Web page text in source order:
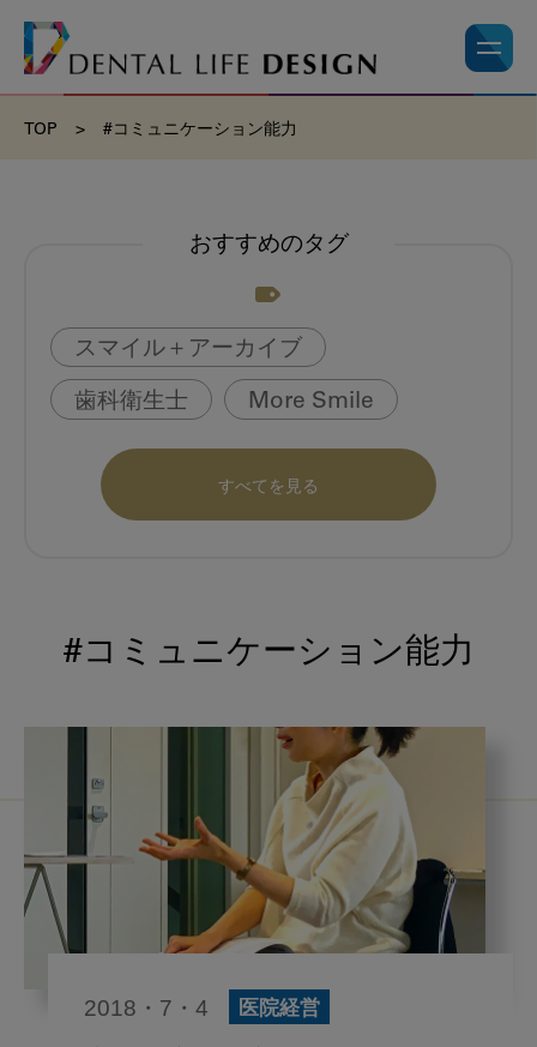
TOP > #コミュニケーション能力
おすすめのタグ
スマイル＋アーカイブ
歯科衛生士 More Smile
お悩み相談室 動画 書籍
book
海外歯科事情 咬合の変化
いちき歯科 スウェーデン
鼻うがい
内科医師
いま○○が知りたい 歯科助手
すべてを見る
#コミュニケーション能力
2018・7・4 医院経営